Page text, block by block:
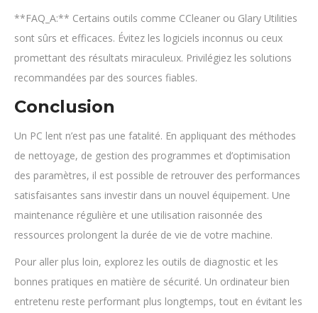
**FAQ_A:** Certains outils comme CCleaner ou Glary Utilities
sont sûrs et efficaces. Évitez les logiciels inconnus ou ceux
promettant des résultats miraculeux. Privilégiez les solutions
recommandées par des sources fiables.
Conclusion
Un PC lent n’est pas une fatalité. En appliquant des méthodes
de nettoyage, de gestion des programmes et d’optimisation
des paramètres, il est possible de retrouver des performances
satisfaisantes sans investir dans un nouvel équipement. Une
maintenance régulière et une utilisation raisonnée des
ressources prolongent la durée de vie de votre machine.
Pour aller plus loin, explorez les outils de diagnostic et les
bonnes pratiques en matière de sécurité. Un ordinateur bien
entretenu reste performant plus longtemps, tout en évitant les